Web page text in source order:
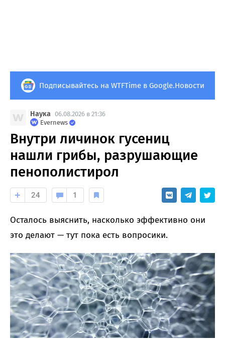
Подписывайтесь на WTFTime в Google.Новости
Наука 06.08.2026 в 21:36
Evernews
Внутри личинок гусениц
нашли грибы, разрушающие
пенополистирол
24 1
Осталось выяснить, насколько эффективно они
это делают — тут пока есть вопросики.